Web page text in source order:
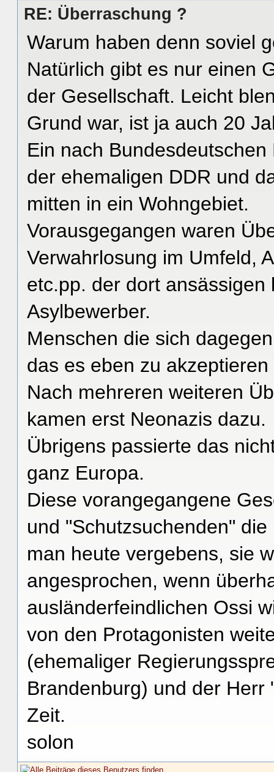
RE: Überraschung ?
Warum haben denn soviel
Natürlich gibt es nur einen
der Gesellschaft. Leicht
Grund war, ist ja auch 20
Ein nach
der ehemaligen DDR und
mitten in ein Wohngebiet.
Vorausgegangen waren
Verwahrlosung im Umfeld,
etc.pp. der dort
Asylbewerber.
Menschen die sich
das es eben zu
Nach mehreren weiteren
kamen erst Neonazis dazu.
Übrigens passierte das
ganz Europa.
Diese vorangegangene
und "Schutzsuchenden"
man heute vergebens, sie
angesprochen, wenn
ausländerfeindlichen Ossi
von den Protagonisten
(ehemaliger
Brandenburg) und der
Zeit.
solon